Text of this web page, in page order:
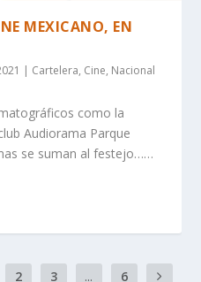
MEXICANO, EN
| Cartelera, Cine, Nacional
como la
Audiorama Parque
se suman al festejo……
2 3 ... 6